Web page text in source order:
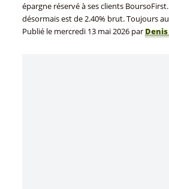
épargne réservé à ses clients
désormais est de 2.40% brut. Toujours
Publié le mercredi 13 mai 2026par